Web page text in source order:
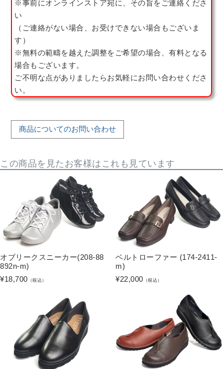
※事前にオンラインストア宛に、その旨をご連絡くださ
い
（ご連絡がない場合、お受けできない場合もございま
す）
※無料の範疇を越えた調整をご希望の場合、有料となる
場合もございます。
ご不明な点がありましたらお気軽にお問い合わせくださ
い。
商品についてのお問い合わせ
この商品を見たお客様はこれも見ています
オブリークスニーカー(208-88
892n-m)
¥18,700 （税込）
ベルトローファー (174-2411-
m)
¥22,000 （税込）